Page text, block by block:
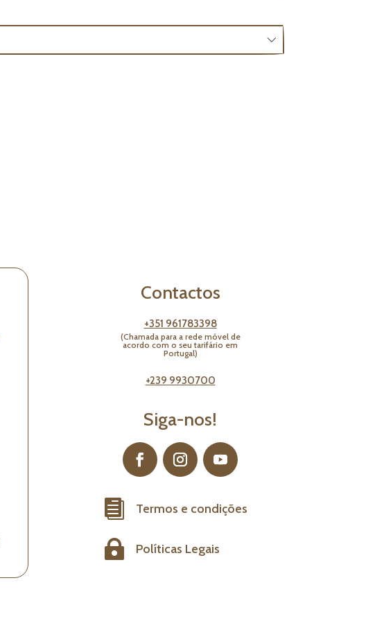
Contactos
+351 961783398
(Chamada para a rede móvel de
acordo com o seu tarifário em
Portugal)
+239 9930700
Siga-nos!
 Termos e condições
 Políticas Legais